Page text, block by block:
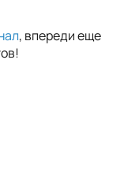
, впереди еще